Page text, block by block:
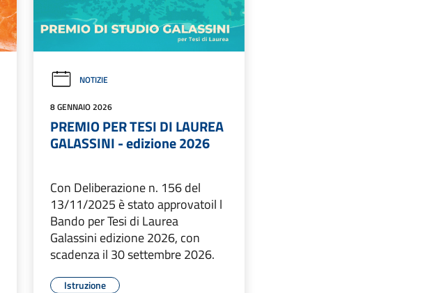
NOTIZIE
8 GENNAIO 2026
PREMIO PER TESI DI LAUREA
GALASSINI - edizione 2026
Con Deliberazione n. 156 del
13/11/2025 è stato approvatoil l
Bando per Tesi di Laurea
Galassini edizione 2026, con
scadenza il 30 settembre 2026.
Istruzione